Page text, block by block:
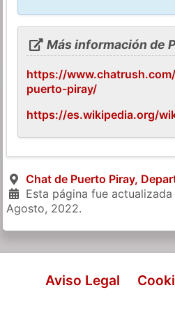
Más información de
https://
puerto-piray/
https://es.wikipedia.org/
Chat de Puerto Piray,
Esta página fue
Agosto, 2022.
Aviso Legal